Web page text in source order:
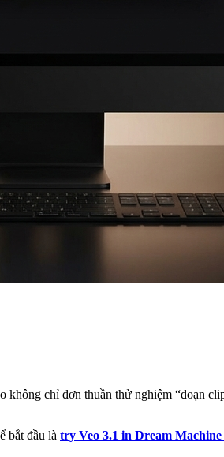
chỉ đơn thuần thử nghiệm “đoạn
bắt đầu là try Veo 3.1 in Dream